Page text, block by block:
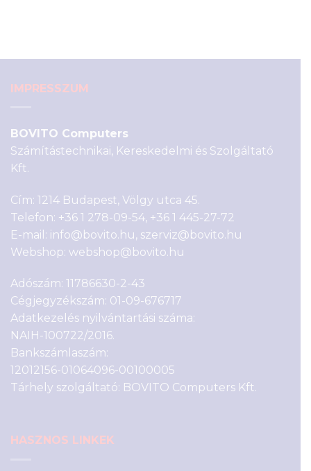
IMPRESSZUM
BOVITO Computers
Számítástechnikai, Kereskedelmi és Szolgáltató
Kft.
Cím: 1214 Budapest, Völgy utca 45.
Telefon: +36 1 278-09-54, +36 1 445-27-72
E-mail: info@bovito.hu, szerviz@bovito.hu
Webshop: webshop@bovito.hu
Adószám: 11786630-2-43
Cégjegyzékszám: 01-09-676717
Adatkezelés nyilvántartási száma:
NAIH-100722/2016.
Bankszámlaszám:
12012156-01064096-00100005
Tárhely szolgáltató: BOVITO Computers Kft.
HASZNOS LINKEK